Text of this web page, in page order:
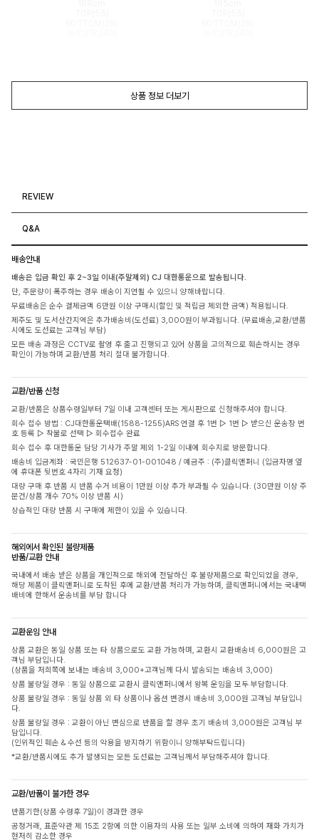
상품 정보 더보기
REVIEW
Q&A
배송안내
배송은 입금 확인 후 2~3일 이내(주말제외) CJ 대한통운으로 발송됩니다.
단, 주문량이 폭주하는 경우 배송이 지연될 수 있으니 양해바랍니다.
무료배송은 순수 결제금액 6만원 이상 구매시(할인 및 적립금 제외한 금액) 적용됩니다.
제주도 및 도서산간지역은 추가배송비(도선료) 3,000원이 부과됩니다. (무료배송,교환/반품
시에도 도선료는 고객님 부담)
모든 배송 과정은 CCTV로 촬영 후 출고 진행되고 있어 상품을 고의적으로 훼손하시는 경우
확인이 가능하며 교환/반품 처리 절대 불가합니다.
교환/반품 신청
교환/반품은 상품수령일부터 7일 이내 고객센터 또는 게시판으로 신청해주셔야 합니다.
회수 접수 방법 : CJ대한통운택배(1588-1255)ARS 연결 후 1번 ▷ 1번 ▷ 받으신 운송장 번
호 등록 ▷ 착불로 선택 ▷ 회수접수 완료
회수 접수 후 대한통운 담당 기사가 주말 제외 1-2일 이내에 회수지로 방문합니다.
배송비 입금계좌 : 국민은행 512637-01-001048 / 예금주 : (주)클릭앤퍼니 (입금자명 옆
에 휴대폰 뒷번호 4자리 기재 요청)
대량 구매 후 반품 시 반품 수거 비용이 1만원 이상 추가 부과될 수 있습니다. (30만원 이상 주
문건/상품 개수 70% 이상 반품 시)
상습적인 대량 반품 시 구매에 제한이 있을 수 있습니다.
해외에서 확인된 불량제품
반품/교환 안내
국내에서 배송 받은 상품을 개인적으로 해외에 전달하신 후 불량제품으로 확인되었을 경우,
해당 제품이 클릭앤퍼니로 도착된 후에 교환/반품 처리가 가능하며, 클릭앤퍼니에서는 국내택
배비에 한해서 운송비를 부담 합니다
교환운임 안내
상품 교환은 동일 상품 또는 타 상품으로도 교환 가능하며, 교환시 교환배송비 6,000원은 고
객님 부담입니다.
(상품을 저희쪽에 보내는 배송비 3,000+고객님께 다시 발송되는 배송비 3,000)
상품 불량일 경우 : 동일 상품으로 교환시 클릭앤퍼니에서 왕복 운임을 모두 부담합니다.
상품 불량일 경우 : 동일 상품 외 타 상품이나 옵션 변경시 배송비 3,000원 고객님 부담입니
다.
상품 불량일 경우 : 교환이 아닌 변심으로 반품을 할 경우 초기 배송비 3,000원은 고객님 부
담입니다.
(인위적인 훼손 & 수선 등의 악용을 방지하기 위함이니 양해부탁드립니다)
*교환/반품시에도 추가 발생되는 모든 도선료는 고객님께서 부담해주셔야 합니다.
교환/반품이 불가한 경우
반품기한(상품 수령후 7일)이 경과한 경우
공정거래, 표준약관 제 15조 2항에 의한 이용자의 사용 또는 일부 소비에 의하여 재화 가치가
현저히 감소한 경우